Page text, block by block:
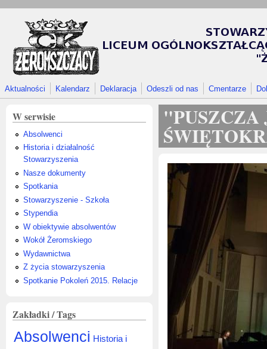
Aktualności Kalendarz Deklaracja Odeszli od nas Cmentarze
W serwisie
Absolwenci
Historia i działalność
Stowarzyszenia
Nasze dokumenty
Spotkania
Stowarzyszenie - Szkoła
Stypendia
W obiektywie absolwentów
Wokół Żeromskiego
Wydawnictwa
Z życia stowarzyszenia
Spotkanie Pokoleń 2015. Relacje
Zakładki / Tags
Absolwenci Historia i